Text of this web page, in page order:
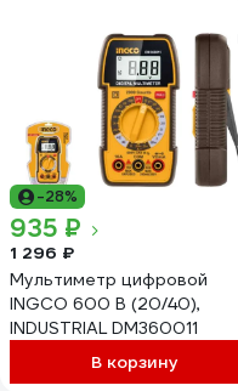
-28%
935 ₽
1 296 ₽
Мультиметр цифровой
INGCO 600 В (20/40),
INDUSTRIAL DM360011
В корзину